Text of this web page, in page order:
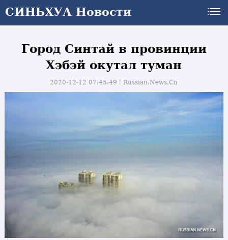
СИНЬХУА Новости
Город Синтай в провинции
Хэбэй окутал туман
2020-12-12 07:45:49丨Russian.News.Cn